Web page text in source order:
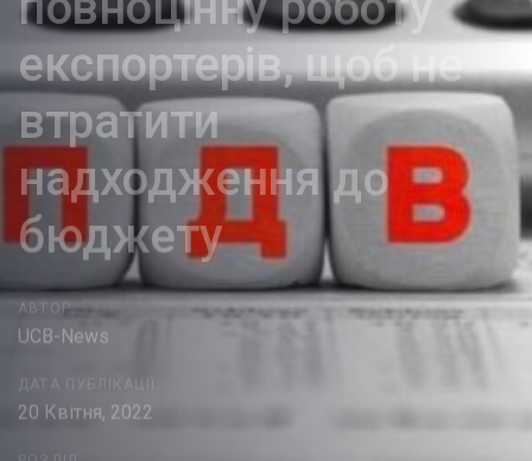
експортерів, щоб не
втратити
надходження до
бюджету
АВТОР:
UCB-News
ДАТА ПУБЛІКАЦІЇ:
20 Квітня, 2022